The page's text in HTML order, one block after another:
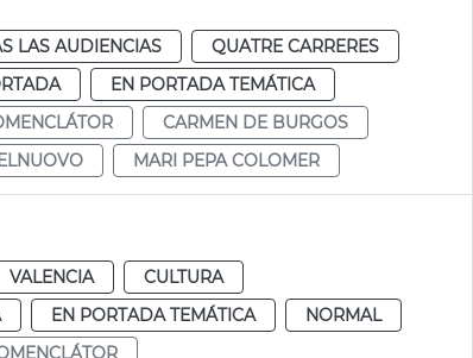
LAS AUDIENCIAS
QUATRE CARRERES
EN PORTADA TEMÁTICA
CARMEN DE BURGOS
MARI PEPA COLOMER
VALENCIA
CULTURA
EN PORTADA TEMÁTICA
NORMAL